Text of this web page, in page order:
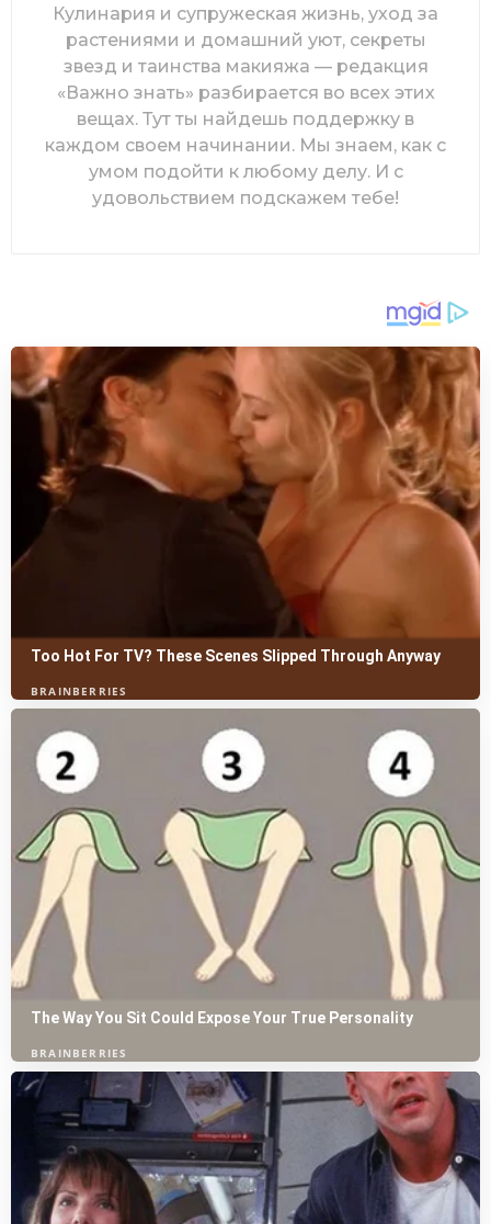
Кулинария и супружеская жизнь, уход за
растениями и домашний уют, секреты
звезд и таинства макияжа — редакция
«Важно знать» разбирается во всех этих
вещах. Тут ты найдешь поддержку в
каждом своем начинании. Мы знаем, как с
умом подойти к любому делу. И с
удовольствием подскажем тебе!